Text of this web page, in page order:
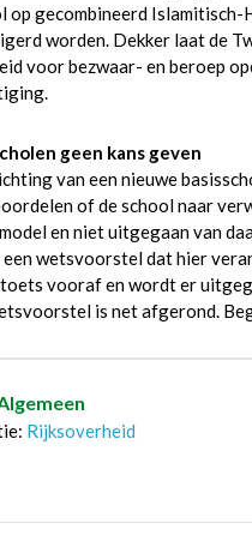
op gecombineerd
worden. Dekker laat de
voor bezwaar- en beroep
geen kans geven
van een nieuwe
of de school naar
en niet uitgegaan van
wetsvoorstel dat hier
vooraf en wordt er
is net afgerond.
Rijksoverheid